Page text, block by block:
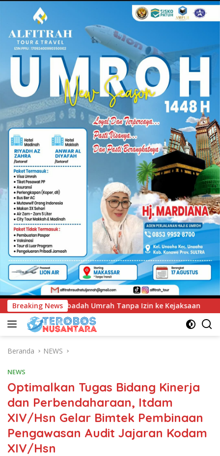
Breaking News
Tanpa Izin ke Kejaksaan UNIMEN Tambah
Beranda NEWS
NEWS
Optimalkan Tugas Bidang Kinerja
dan Perbendaharaan, Itdam
XIV/Hsn Gelar Bimtek Pembinaan
Pengawasan Audit Jajaran Kodam
XIV/Hsn